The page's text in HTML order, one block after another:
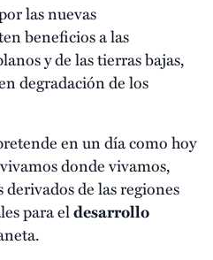
las nuevas
beneficios a las
y de las tierras bajas,
degradación de los
en un día como hoy
donde vivamos,
derivados de las regiones
para eldesarrollo